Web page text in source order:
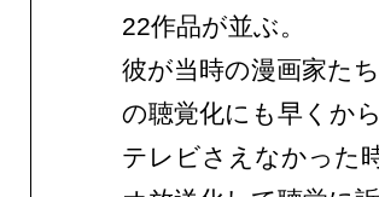
22作品が並ぶ。
彼が当時の漫画家た
の聴覚化にも早くか
テレビさえなかった